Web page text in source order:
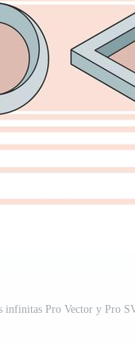
infinitas Pro Vector y Pro